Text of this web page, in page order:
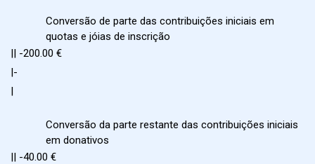
Conversão de parte das contribuições iniciais em
quotas e jóias de inscrição
|| -200.00 €
|-
|
Conversão da parte restante das contribuições iniciais
em donativos
|| -40.00 €